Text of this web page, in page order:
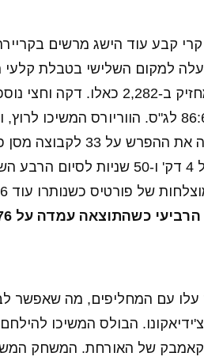
קבע עוד הישג מרשים
שלשות ועקף את ג'ייסון טרי שמחזיק
שלישית ברבע שקבעה יתרון 86:61 לג"ס.
שניות לסיום הרבע כבר
כשהתוצאה עמדה על 116:76 לווריורס.
עלו עם המחליפים, מה
הבולס המשיכו
הקאמבק של האורחת. המשחק